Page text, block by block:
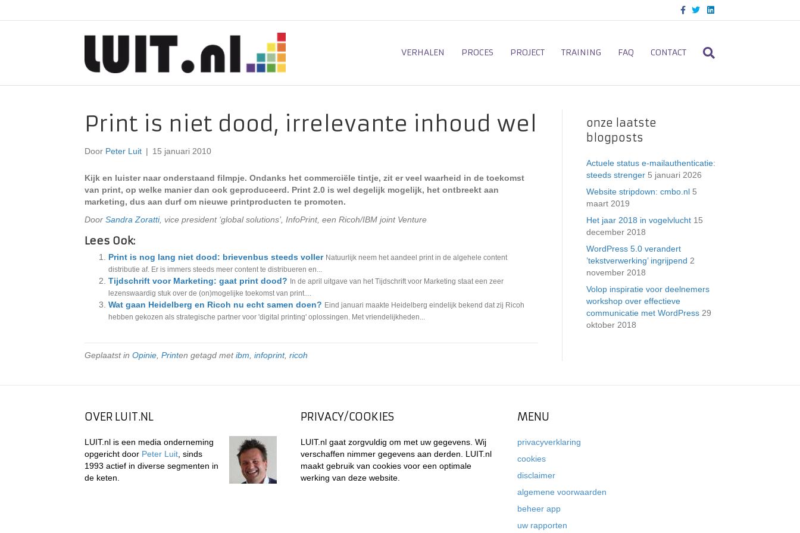
c
o
o
T
i
e
L
n
d
VERHALEN PROCES PROJECT TRAINING FAQ CONTACT
Print is niet dood, irrelevante inhoud wel
Door Peter Luit | 15 januari 2010
Kijk en luister naar onderstaand filmpje. Ondanks het commerciële tintje, zit er veel waarheid in de toekomst
van print, op welke manier dan ook geproduceerd. Print 2.0 is wel degelijk mogelijk, het ontbreekt aan
marketing, dus aan durf om nieuwe printproducten te promoten.
Door Sandra Zoratti, vice president ‘global solutions’, InfoPrint, een Ricoh/IBM joint Venture
Lees Ook:
Print is nog lang niet dood: brievenbus steeds voller Natuurlijk neem het aandeel print in de algehele content
distributie af. Er is immers steeds meer content te distribueren en...
Tijdschrift voor Marketing: gaat print dood? In de april uitgave van het Tijdschrift voor Marketing staat een zeer
lezenswaardig stuk over de (on)mogelijke toekomst van print....
Wat gaan Heidelberg en Ricoh nu echt samen doen? Eind januari maakte Heidelberg eindelijk bekend dat zij Ricoh
hebben gekozen als strategische partner voor 'digital printing' oplossingen. Met vriendelijkheden...
Geplaatst in Opinie Printen getagd metibm infoprint, ricoh
onze laatste
blogposts
Actuele status e-mailauthenticatie:
steeds strenger 5 januari 2026
Website stripdown: cmbo.nl 5
maart 2019
Het jaar 2018 in vogelvlucht 15
december 2018
WordPress 5.0 verandert
’tekstverwerking’ ingrijpend 2
november 2018
Volop inspiratie voor deelnemers
workshop over effectieve
communicatie met WordPress 29
oktober 2018
OVER LUIT.NL
LUIT.nl is een media onderneming
opgericht door Peter Luit , sinds
1993 actief in diverse segmenten in
de keten.
PRIVACY/COOKIES
LUIT.nl gaat zorgvuldig om met uw gegevens. Wij
verschaffen nimmer gegevens aan derden. LUIT.nl
maakt gebruik van cookies voor een optimale
werking van deze website.
MENU
privacyverklaring
cookies
disclaimer
algemene voorwaarden
beheer app
uw rapporten